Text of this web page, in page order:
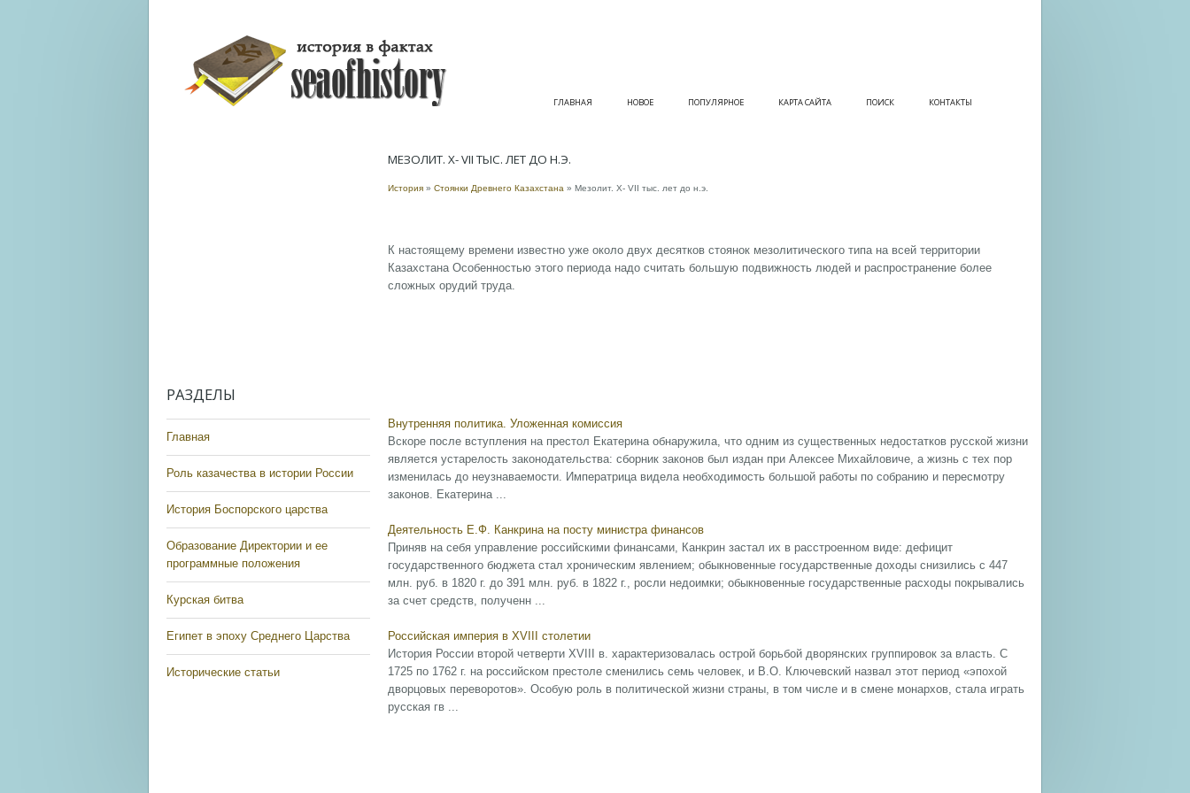
ГЛАВНАЯ НОВОЕ ПОПУЛЯРНОЕ КАРТА САЙТА ПОИСК КОНТАКТЫ
РАЗДЕЛЫ
Главная
Роль казачества в истории России
История Боспорского царства
Образование Директории и ее
программные положения
Курская битва
Египет в эпоху Среднего Царства
Исторические статьи
МЕЗОЛИТ. Х- VII ТЫС. ЛЕТ ДО Н.Э.
История » Стоянки Древнего Казахстана » Мезолит. Х- VII тыс. лет до н.э.
К настоящему времени известно уже около двух десятков стоянок мезолитического типа на всей территории
Казахстана Особенностью этого периода надо считать большую подвижность людей и распространение более
сложных орудий труда.
Внутренняя политика. Уложенная комиссия
Вскоре после вступления на престол Екатерина обнаружила, что одним из существенных недостатков русской жизни
является устарелость законодательства: сборник законов был издан при Алексее Михайловиче, а жизнь с тех пор
изменилась до неузнаваемости. Императрица видела необходимость большой работы по собранию и пересмотру
законов. Екатерина ...
Деятельность Е.Ф. Канкрина на посту министра финансов
Приняв на себя управление российскими финансами, Канкрин застал их в расстроенном виде: дефицит
государственного бюджета стал хроническим явлением; обыкновенные государственные доходы снизились с 447
млн. руб. в 1820 г. до 391 млн. руб. в 1822 г., росли недоимки; обыкновенные государственные расходы покрывались
за счет средств, полученн ...
Российская империя в XVIII столетии
История России второй четверти XVIII в. характеризовалась острой борьбой дворянских группировок за власть. С
1725 по 1762 г. на российском престоле сменились семь человек, и В.О. Ключевский назвал этот период «эпохой
дворцовых переворотов». Особую роль в политической жизни страны, в том числе и в смене монархов, стала играть
русская гв ...